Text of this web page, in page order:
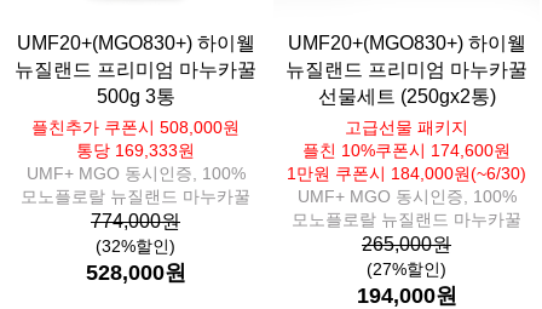
UMF20+(MGO830+) 하이웰
뉴질랜드 프리미엄 마누카꿀
500g 3통
플친추가 쿠폰시 508,000원
통당 169,333원
UMF+ MGO 동시인증, 100%
모노플로랄 뉴질랜드 마누카꿀
774,000원
(32%할인)
528,000원
UMF20+(MGO830+) 하이웰
뉴질랜드 프리미엄 마누카꿀
선물세트 (250gx2통)
고급선물 패키지
플친 10%쿠폰시 174,600원
1만원 쿠폰시 184,000원(~6/30)
UMF+ MGO 동시인증, 100%
모노플로랄 뉴질랜드 마누카꿀
265,000원
(27%할인)
194,000원